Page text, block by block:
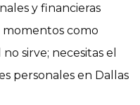
y financieras
como
sirve; necesitas el
personales en Dallas